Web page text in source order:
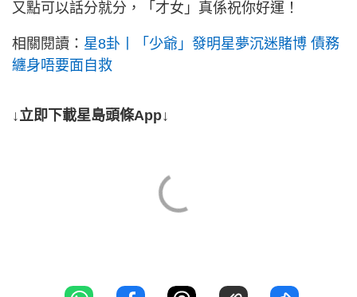
又點可以話分就分，「才女」真係祝你好運！
相關閱讀： 星8卦丨「少爺」發明星夢沉迷賭博 債務
纏身唔要面自救
↓立即下載星島頭條App↓